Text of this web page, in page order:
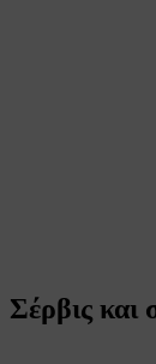
Σέρβις και